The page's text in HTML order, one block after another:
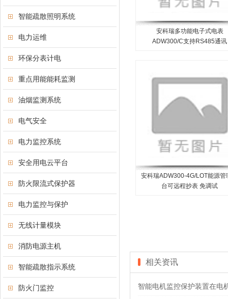
智能疏散照明系统
电力运维
环保分表计电
重点用能能耗监测
油烟监测系统
电气安全
电力监控系统
安全用电云平台
防火限流式保护器
电力监控与保护
无线计量模块
消防电源主机
智能疏散指示系统
防火门监控
安科瑞多功能电子式电表
ADW300/C支持RS485通讯
安科瑞ADW300-4G/LOT能源管
台可远程抄表 免调试
相关资讯
智能电机监控保护装置在电